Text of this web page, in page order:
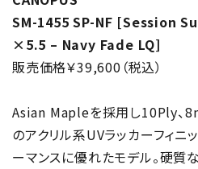
SM-1455 SP-NF [Session
×5.5 – Navy Fade LQ]
販売価格￥39,600（税込）
Asian Mapleを採用し10Ply、
のアクリル系UVラッカーフィニ
ーマンスに優れたモデル。硬